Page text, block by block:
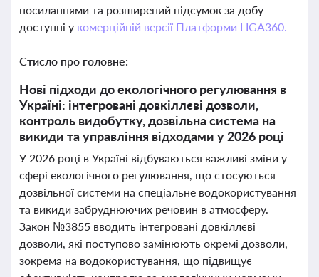
посиланнями та розширений підсумок за добу
доступні у комерційній версії Платформи LIGA360.
Стисло про головне:
Нові підходи до екологічного регулювання в
Україні: інтегровані довкіллєві дозволи,
контроль видобутку, дозвільна система на
викиди та управління відходами у 2026 році
У 2026 році в Україні відбуваються важливі зміни у
сфері екологічного регулювання, що стосуються
дозвільної системи на спеціальне водокористування
та викиди забруднюючих речовин в атмосферу.
Закон №3855 вводить інтегровані довкіллєві
дозволи, які поступово замінюють окремі дозволи,
зокрема на водокористування, що підвищує